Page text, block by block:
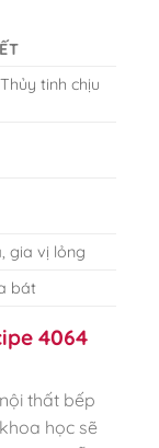
tinh chịu
gia vị lỏng
bát
4064
thất bếp
học sẽ